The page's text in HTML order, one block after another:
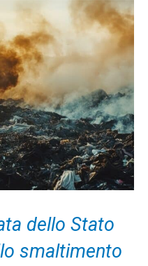
dello Stato
smaltimento